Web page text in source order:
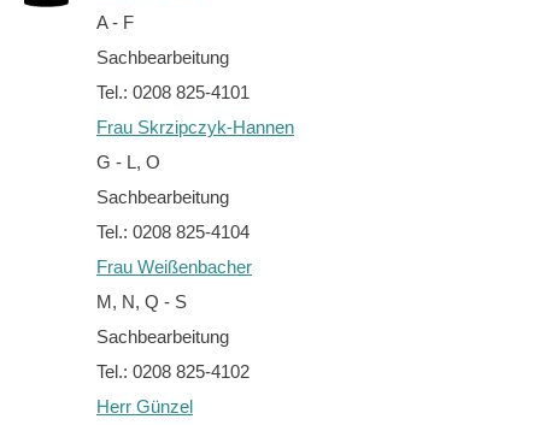
A - F
Sachbearbeitung
Tel.: 0208 825-4101
Frau Skrzipczyk-Hannen
G - L, O
Sachbearbeitung
Tel.: 0208 825-4104
Frau Weißenbacher
M, N, Q - S
Sachbearbeitung
Tel.: 0208 825-4102
Herr Günzel